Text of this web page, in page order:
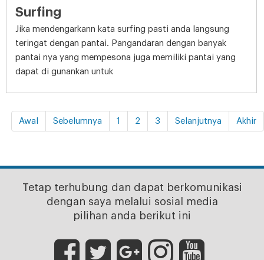
Surfing
Jika mendengarkann kata surfing pasti anda langsung
teringat dengan pantai. Pangandaran dengan banyak
pantai nya yang mempesona juga memiliki pantai yang
dapat di gunankan untuk
Awal Sebelumnya 1 2 3 Selanjutnya Akhir
Tetap terhubung dan dapat berkomunikasi
dengan saya melalui sosial media
pilihan anda berikut ini